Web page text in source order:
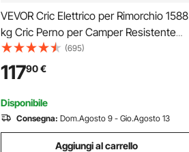
VEVOR Cric Elettrico per Rimorchio 1588
kg Cric Perno per Camper Resistente
con Spina a 7 Pin, Manovella Manuale e
Copertura, Cric Resistente alle
Intemperie, Sollevatore 240-815 mm per
Camper, Nero
(695)
11790€
Disponibile
Consegna: Dom.Agosto 9 - Gio.Agosto 13
Aggiungi al carrello